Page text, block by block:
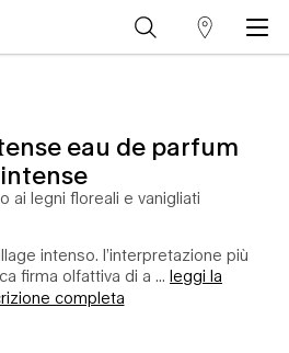
trova
vendita
eau de parfum
intense
ai legni floreali e vanigliati
intenso. l’interpretazione più
firma olfattiva di a ... leggi la
completa